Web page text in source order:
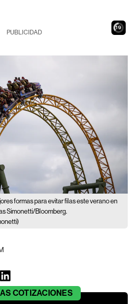
17
PUBLICIDAD
formas para evitar filas este verano en
Simonetti/Bloomberg.
COTIZACIONES